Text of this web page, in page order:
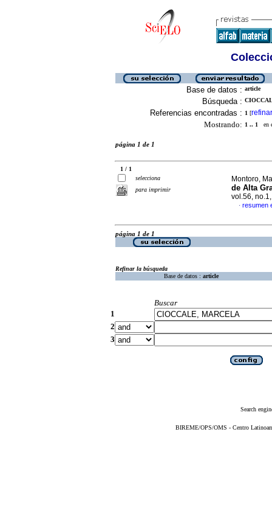
Base de datos : article
Búsqueda :
Referencias encontradas : 1 [refinar
Mostrando: 1 .. 1 en
página 1 de 1
1 / 1
selecciona
para imprimir
Montoro,
de Alta
vol.56,
· resumen
página 1 de 1
Refinar la búsqueda
Base de datos : article
Buscar
1
2
3
Search
BIREME/OPS/OMS - Centro